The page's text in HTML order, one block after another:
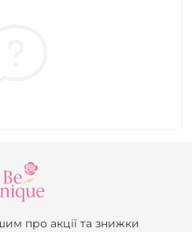
про акції та знижки